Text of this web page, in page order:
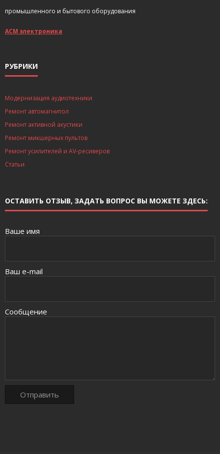
промышленного и бытового оборудования
АСМ электроника
РУБРИКИ
Модернизация аудиотехники
Ремонт автомагнитол
Ремонт активной акустики
Ремонт микшерных пультов
Ремонт усилителей и AV-ресиверов
Статьи
ОСТАВИТЬ ОТЗЫВ, ЗАДАТЬ ВОПРОС ВЫ МОЖЕТЕ ЗДЕСЬ:
Ваше имя
Ваш e-mail
Сообщение